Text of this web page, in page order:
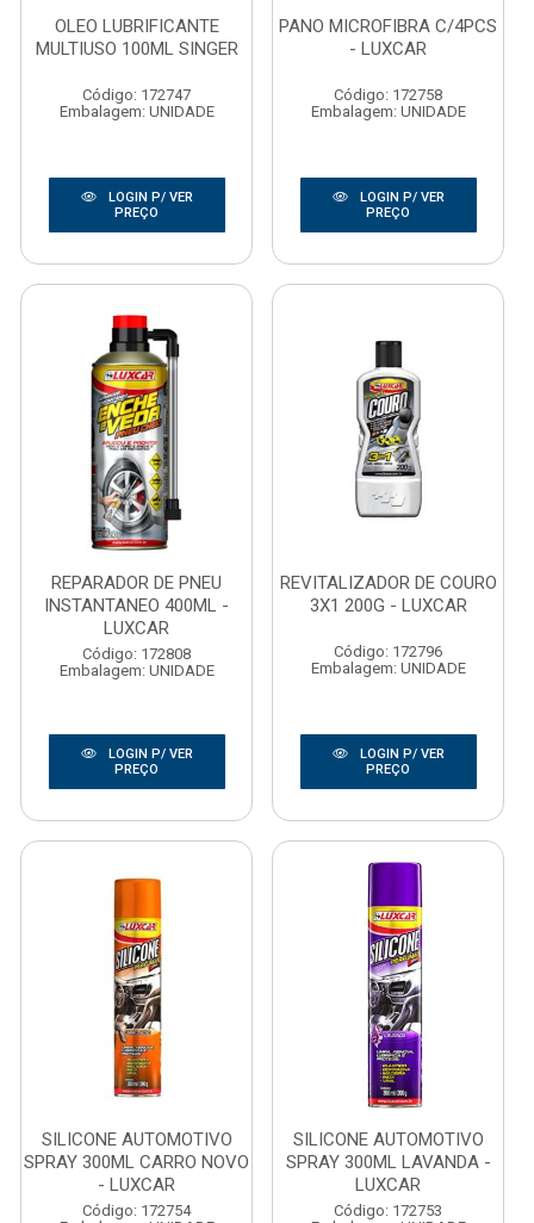
OLEO LUBRIFICANTE
MULTIUSO 100ML SINGER
Código: 172747
Embalagem: UNIDADE
LOGIN P/ VER
PREÇO
PANO MICROFIBRA C/4PCS
- LUXCAR
Código: 172758
Embalagem: UNIDADE
LOGIN P/ VER
PREÇO
REPARADOR DE PNEU
INSTANTANEO 400ML -
LUXCAR
Código: 172808
Embalagem: UNIDADE
LOGIN P/ VER
PREÇO
REVITALIZADOR DE COURO
3X1 200G - LUXCAR
Código: 172796
Embalagem: UNIDADE
LOGIN P/ VER
PREÇO
SILICONE AUTOMOTIVO
SPRAY 300ML CARRO NOVO
- LUXCAR
Código: 172754
SILICONE AUTOMOTIVO
SPRAY 300ML LAVANDA -
LUXCAR
Código: 172753